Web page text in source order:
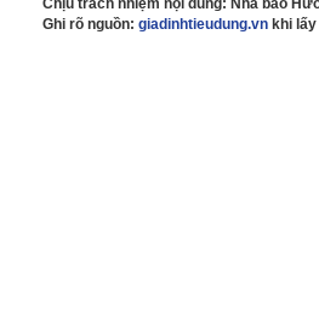
Chịu trách nhiệm nội dung: Nhà báo
Ghi rõ nguồn: giadinhtieudung.vn khi